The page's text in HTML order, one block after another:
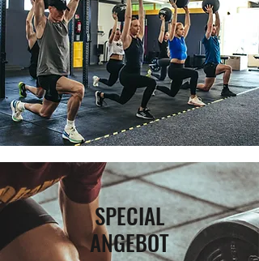
SPECIAL
ANGEBOT